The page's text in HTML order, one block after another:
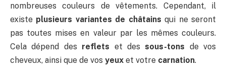
nombreuses couleurs de vêtements. Cependant, il
existe plusieurs variantes de châtains qui ne seront
pas toutes mises en valeur par les mêmes couleurs.
Cela dépend des reflets et dessous-tons de vos
cheveux, ainsi que de vos yeux et votre carnation.